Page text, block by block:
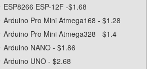
ESP8266 ESP-12F -$1.68
Arduino Pro Mini Atmega168 - $1.28
Arduino Pro Mini Atmega328 - $1.4
Arduino NANO - $1.86
Arduino UNO - $2.68